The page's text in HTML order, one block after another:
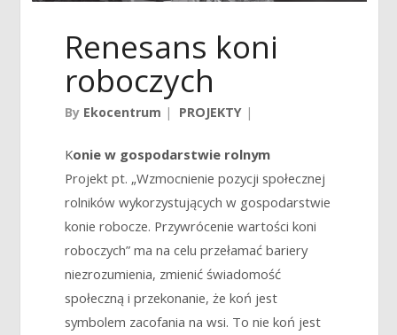
Renesans koni
roboczych
By Ekocentrum | PROJEKTY |
Konie w gospodarstwie rolnym
Projekt pt. „Wzmocnienie pozycji społecznej
rolników wykorzystujących w gospodarstwie
konie robocze. Przywrócenie wartości koni
roboczych” ma na celu przełamać bariery
niezrozumienia, zmienić świadomość
społeczną i przekonanie, że koń jest
symbolem zacofania na wsi. To nie koń jest